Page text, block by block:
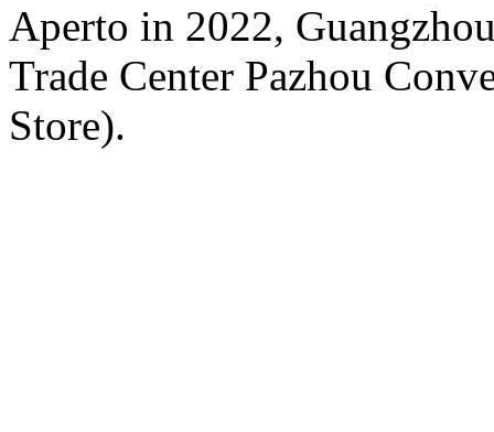
Aperto in 2022,
Trade Center Pazhou
Store).